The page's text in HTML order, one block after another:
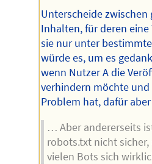
Unterscheide
Inhalten, für deren
sie nur unter
würde es, um es
wenn Nutzer A die
verhindern möchte
Problem hat, dafür
… Aber andererseits
robots.txt nicht
vielen Bots sich